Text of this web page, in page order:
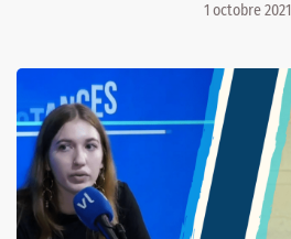
1 octobre 2021